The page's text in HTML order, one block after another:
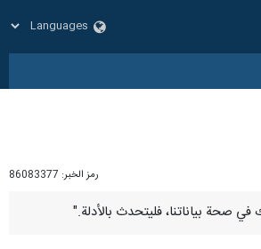
رمز الخبر: 86083377